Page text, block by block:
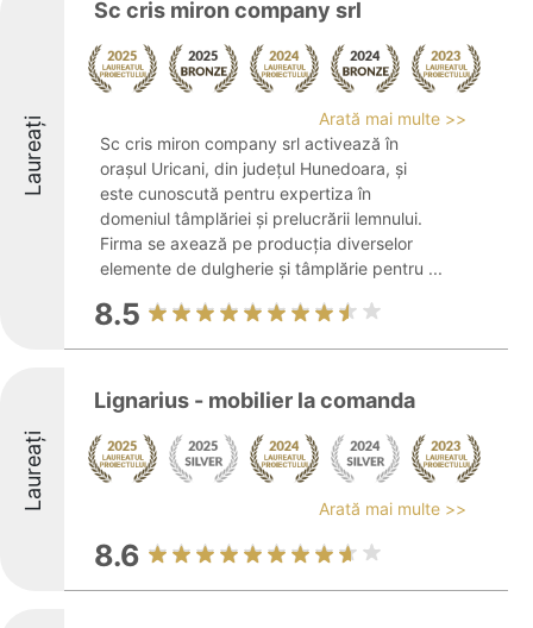
Laureați
Sc cris miron company srl
Arată mai multe >>
Sc cris miron company srl activează în
orașul Uricani, din județul Hunedoara, și
este cunoscută pentru expertiza în
domeniul tâmplăriei și prelucrării lemnului.
Firma se axează pe producția diverselor
elemente de dulgherie și tâmplărie pentru ...
8.5
Laureați
Lignarius - mobilier la comanda
Arată mai multe >>
8.6